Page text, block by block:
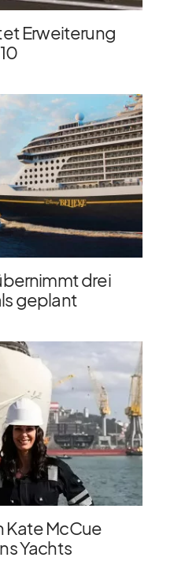
Erweiterung
drei
geplant
Kate McCue
Yachts